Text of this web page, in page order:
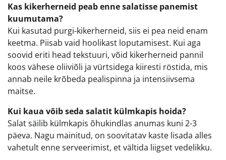
Kas kikerherneid peab enne salatisse panemist
kuumutama?
Kui kasutad purgi-kikerherneid, siis ei pea neid enam
keetma. Piisab vaid hoolikast loputamisest. Kui aga
soovid eriti head tekstuuri, võid kikerherneid pannil
koos vähese oliiviõli ja vürtsidega kiiresti röstida, mis
annab neile krõbeda pealispinna ja intensiivsema
maitse.
Kui kaua võib seda salatit külmkapis hoida?
Salat säilib külmkapis õhukindlas anumas kuni 2-3
päeva. Nagu mainitud, on soovitatav kaste lisada alles
vahetult enne serveerimist, et vältida liigset vedelikku.